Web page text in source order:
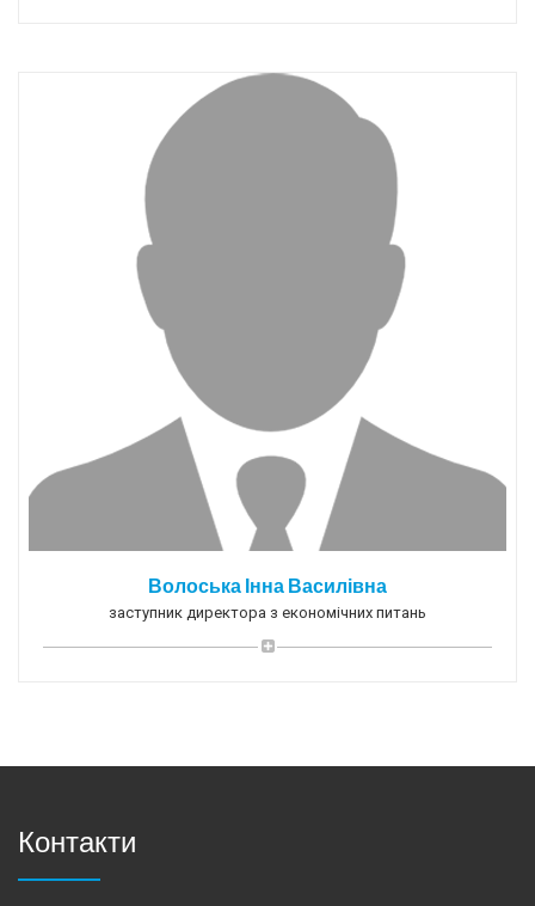
Волоська Інна Василівна
заступник директора з економічних питань
Контакти